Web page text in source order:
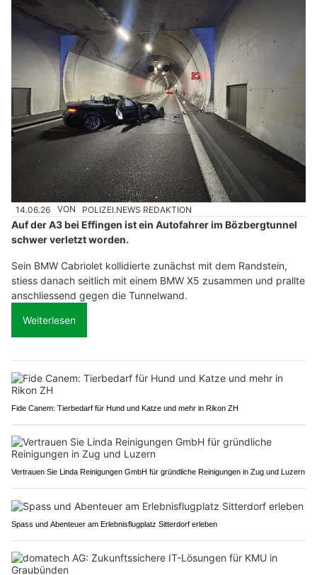
14.06.26 VON POLIZEI.NEWS REDAKTION
Auf der A3 bei Effingen ist ein Autofahrer im Bözbergtunnel
schwer verletzt worden.
Sein BMW Cabriolet kollidierte zunächst mit dem Randstein,
stiess danach seitlich mit einem BMW X5 zusammen und prallte
anschliessend gegen die Tunnelwand.
Weiterlesen
Fide Canem: Tierbedarf für Hund und Katze und mehr in Rikon ZH
Vertrauen Sie Linda Reinigungen GmbH für gründliche Reinigungen in Zug und Luzern
Spass und Abenteuer am Erlebnisflugplatz Sitterdorf erleben